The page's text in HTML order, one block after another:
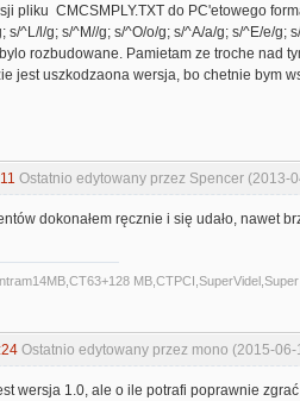
pliku CMCSMPLY.TXT do PC'etowego
s/^L/l/g; s/^M//g; s/^O/o/g; s/^A/a/g; s/^E/e/
rozbudowane. Pamietam ze troche nad
jest uszkodzaona wersja, bo chetnie bym
Ostatnio edytowany przez Spencer (2013-
dokonałem ręcznie i się udało, nawet
Ostatnio edytowany przez mono (2015-
wersja 1.0, ale o ile potrafi poprawnie